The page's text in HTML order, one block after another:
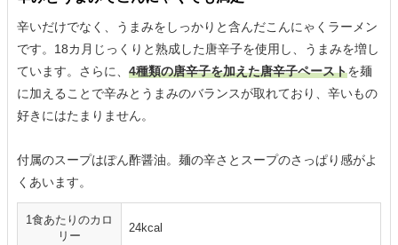
辛いだけでなく、うまみをしっかりと含んだこんにゃくラーメン
です。18カ月じっくりと熟成した唐辛子を使用し、うまみを増し
ています。さらに、 4種類の唐辛子を加えた唐辛子ペーストを麺
に加えることで辛みとうまみのバランスが取れており、辛いもの
好きにはたまりません。
付属のスープはぽん酢醤油。麺の辛さとスープのさっぱり感がよ
くあいます。
1食あたりのカロ
リー
24kcal